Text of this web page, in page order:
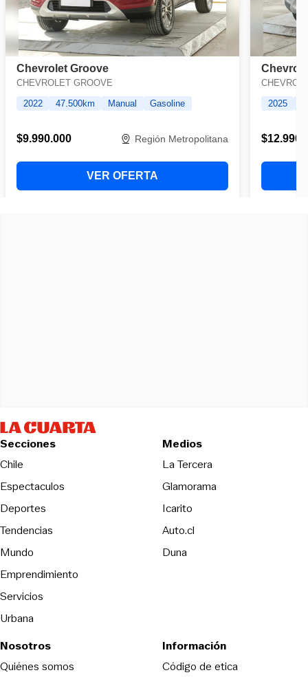
Secciones
Chile
Espectaculos
Deportes
Tendencias
Mundo
Emprendimiento
Servicios
Urbana
Medios
La TerceraOpens in new
Glamorama
Icarito
Auto.cl
DunaOpens in new window
Nosotros
Quiénes somos
Información
Código de eticaOpens in new